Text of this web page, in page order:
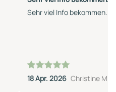
Sehr viel Info bekommen.
18 Apr. 2026 Christine M.